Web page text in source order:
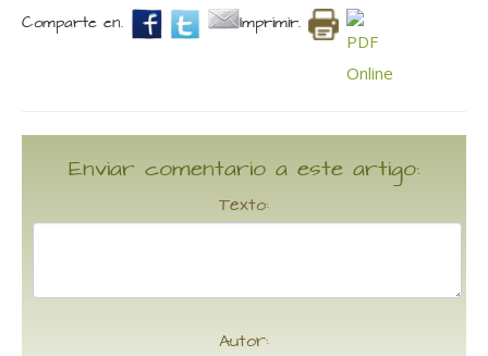
Comparte en. Imprimir.
Enviar comentario a este artigo:
Texto:
Autor: